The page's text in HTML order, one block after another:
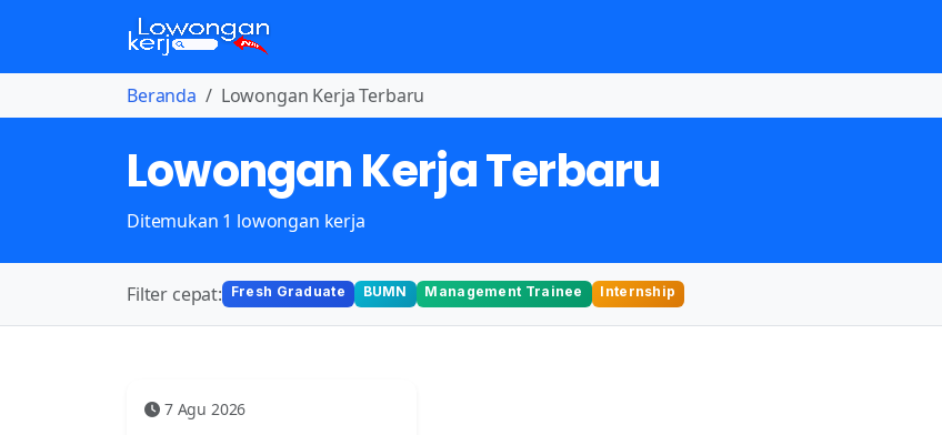
Beranda Lowongan Kerja Terbaru
Lowongan Kerja Terbaru
Ditemukan 1 lowongan kerja
Filter cepat: Fresh Graduate BUMN Management Trainee Internship
7 Agu 2026